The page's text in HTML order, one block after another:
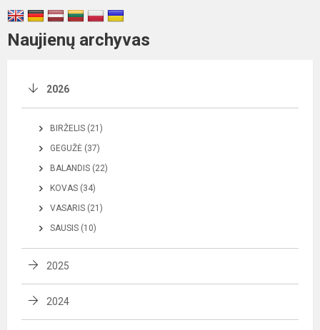
Naujienų archyvas
2026
BIRŽELIS (21)
GEGUŽĖ (37)
BALANDIS (22)
KOVAS (34)
VASARIS (21)
SAUSIS (10)
2025
2024